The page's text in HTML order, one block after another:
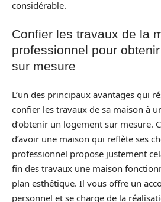
considérable.
Confier les travaux de la
professionnel pour
sur mesure
L’un des principaux avantages qui
confier les travaux de sa maison à
d’obtenir un logement sur mesure.
d’avoir une maison qui reflète ses
professionnel propose justement
fin des travaux une maison
plan esthétique. Il vous offre un
personnel et se charge de la